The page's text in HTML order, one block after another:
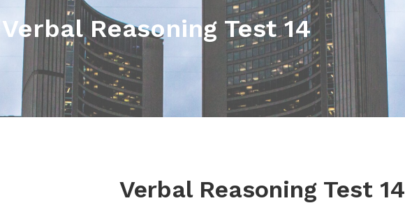
Verbal Reasoning Test 14
Verbal Reasoning Test 14